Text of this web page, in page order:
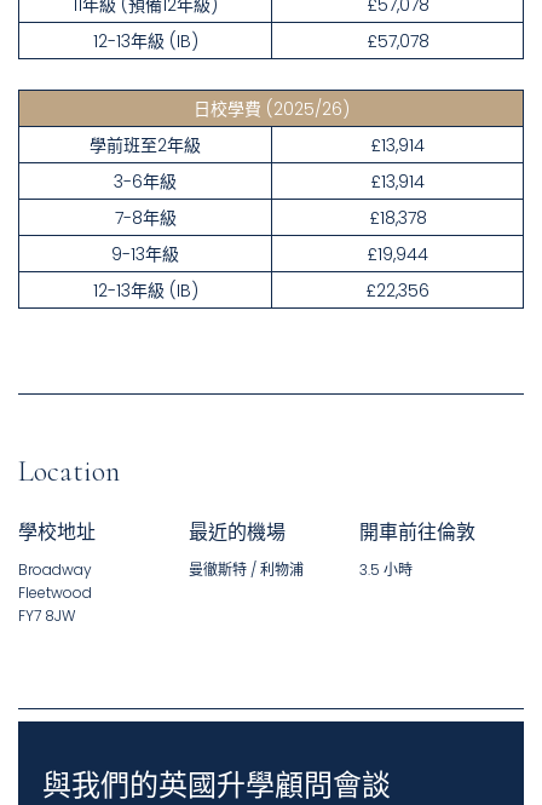
11年級 (預備12年級)
£57,078
12-13年級 (IB)
£57,078
日校學費 (2025/26)
學前班至2年級
£13,914
3-6年級
£13,914
7-8年級
£18,378
9-13年級
£19,944
12-13年級 (IB)
£22,356
Location
學校地址
Broadway
Fleetwood
FY7 8JW
最近的機場
曼徹斯特 / 利物浦
開車前往倫敦
3.5 小時
與我們的英國升學顧問會談